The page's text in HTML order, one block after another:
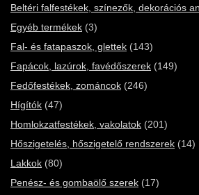
Beltéri falfestékek, színezők, dekorációs
Egyéb termékek (3)
Fal- és fatapaszok, glettek (143)
Fapácok, lazúrok, favédőszerek (149)
Fedőfestékek, zománcok (246)
Hígítók (47)
Homlokzatfestékek, vakolatok (201)
Hőszigetelés, hőszigetelő rendszerek (14)
Lakkok (80)
Penész- és gombaölő szerek (17)